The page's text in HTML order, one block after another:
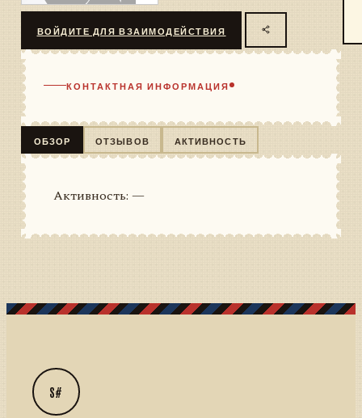
ВОЙДИТЕ ДЛЯ ВЗАИМОДЕЙСТВИЯ
КОНТАКТНАЯ ИНФОРМАЦИЯ
ОБЗОР ОТЗЫВОВ АКТИВНОСТЬ
Активность: —
S#